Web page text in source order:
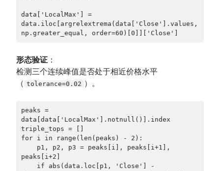
data['LocalMax'] =
data.iloc[argrelextrema(data['Close'].values,
np.greater_equal, order=60)[0]]['Close']
形态验证 ：
检测三个连续峰值是否处于相近价格水平
（ tolerance=0.02 ）。
peaks =
data[data['LocalMax'].notnull()].index
triple_tops = []
for i in range(len(peaks) - 2):
peaks[i+2]